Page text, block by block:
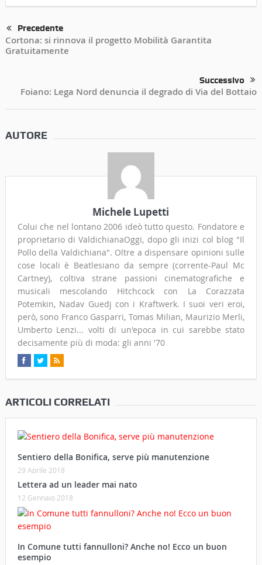
Precedente
Cortona: si rinnova il progetto Mobilità Garantita
Gratuitamente
Successivo
Foiano: Lega Nord denuncia il degrado di Via del Bottaio
AUTORE
Michele Lupetti
Colui che nel lontano 2006 ideò tutto questo. Fondatore e
proprietario di ValdichianaOggi, dopo gli inizi col blog "Il
Pollo della Valdichiana". Oltre a dispensare opinioni sulle
cose locali è Beatlesiano da sempre (corrente-Paul Mc
Cartney), coltiva strane passioni cinematografiche e
musicali mescolando Hitchcock con La Corazzata
Potemkin, Nadav Guedj con i Kraftwerk. I suoi veri eroi,
però, sono Franco Gasparri, Tomas Milian, Maurizio Merli,
Umberto Lenzi... volti di un'epoca in cui sarebbe stato
decisamente più di moda: gli anni '70
ARTICOLI CORRELATI
Sentiero della Bonifica, serve più manutenzione
29 Aprile 2018
Lettera ad un leader mai nato
12 Gennaio 2018
In Comune tutti fannulloni? Anche no! Ecco un buon
esempio